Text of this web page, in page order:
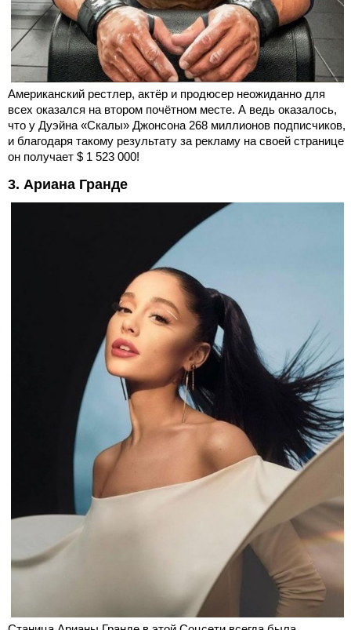
Американский рестлер, актёр и продюсер неожиданно для
всех оказался на втором почётном месте. А ведь оказалось,
что у Дуэйна «Скалы» Джонсона 268 миллионов подписчиков,
и благодаря такому результату за рекламу на своей странице
он получает $ 1 523 000!
3. Ариана Гранде